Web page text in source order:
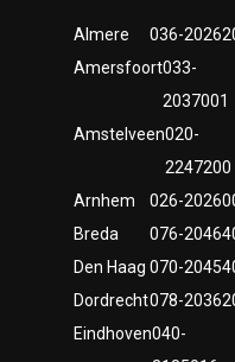
Almere
036-
Amersfoort033-
2037001
Amstelveen020-
2247200
Arnhem
026-
Breda
076-
Den Haag 070-
Dordrecht078-
Eindhoven040-